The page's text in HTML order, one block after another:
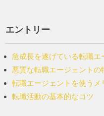
エントリー
急成長を遂げている転職エ
悪質な転職エージェントの
転職エージェントを使うメ
転職活動の基本的なコツ